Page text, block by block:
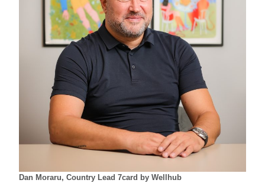
Dan Moraru, Country Lead 7card by Wellhub